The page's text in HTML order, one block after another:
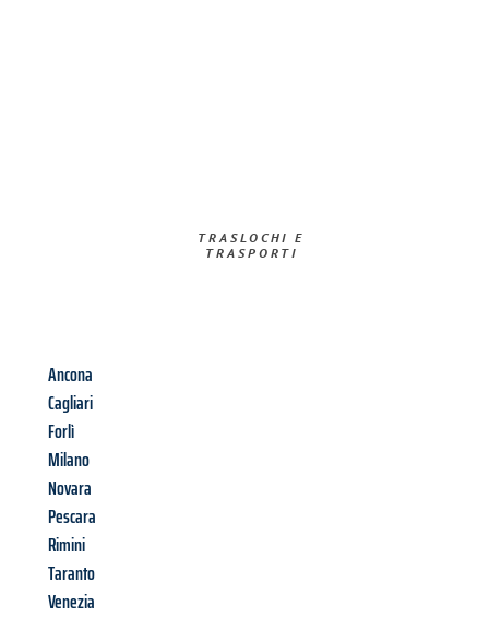
TRASLOCHI E
TRASPORTI​
Ancona
Cagliari
Forlì
Milano
Novara
Pescara
Rimini
Taranto
Venezia